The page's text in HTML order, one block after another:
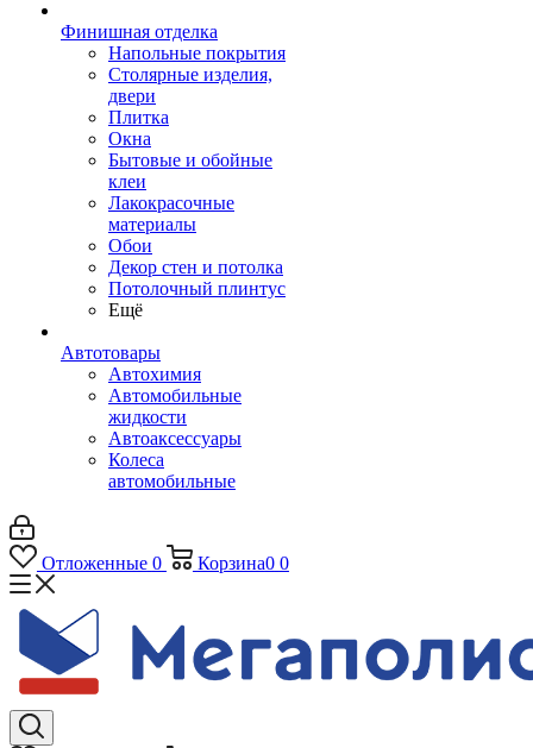
Финишная отделка
Напольные покрытия
Столярные изделия,
двери
Плитка
Окна
Бытовые и обойные
клеи
Лакокрасочные
материалы
Обои
Декор стен и потолка
Потолочный плинтус
Ещё
Автотовары
Автохимия
Автомобильные
жидкости
Автоаксессуары
Колеса
автомобильные
Отложенные 0 Корзина0 0